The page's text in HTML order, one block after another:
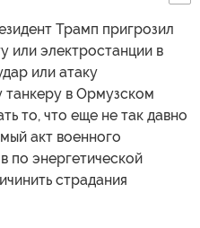
Трамп пригрозил
или электростанции в
или атаку
танкеру в Ормузском
то, что еще не так давно
акт военного
по энергетической
страдания